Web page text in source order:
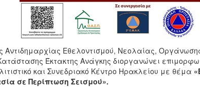
Αντιδημαρχίας Εθελοντισμού, Νεολαίας,
Έκτακτης Ανάγκης διοργανώνει
και Συνεδριακό Κέντρο Ηρακλείου με θέμα
σε Περίπτωση Σεισμού».